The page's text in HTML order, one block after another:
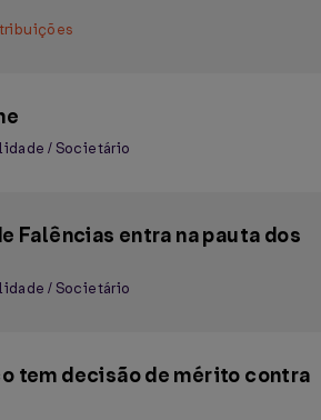
/ Societário
Falências entra na pauta dos
/ Societário
tem decisão de mérito contra